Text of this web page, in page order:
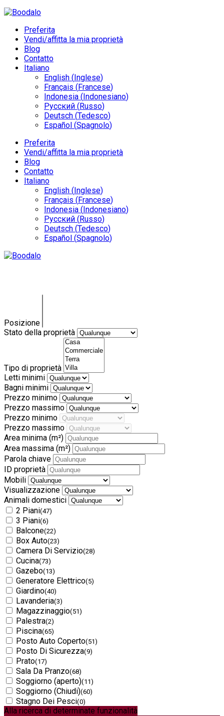
Preferita
Vendi/affitta la mia proprietà
Blog
Contatto
Italiano
English (Inglese)
Français (Francese)
Indonesia (Indonesiano)
Русский (Russo)
Deutsch (Tedesco)
Español (Spagnolo)
Preferita
Vendi/affitta la mia proprietà
Blog
Contatto
Italiano
English (Inglese)
Français (Francese)
Indonesia (Indonesiano)
Русский (Russo)
Deutsch (Tedesco)
Español (Spagnolo)
Posizione
Stato della proprietà
Tipo di proprietà
Letti minimi
Bagni minimi
Prezzo minimo
Prezzo massimo
Prezzo minimo
Prezzo massimo
Area minima (m²)
Area massima (m²)
Parola chiave
ID proprietà
Mobili
Visualizzazione
Animali domestici
2 Piani(47)
3 Piani(6)
Balcone(22)
Box Auto(23)
Camera Di Servizio(28)
Cucina(73)
Gazebo(13)
Generatore Elettrico(5)
Giardino(40)
Lavanderia(3)
Magazzinaggio(51)
Palestra(2)
Piscina(65)
Posto Auto Coperto(51)
Posto Di Sicurezza(9)
Prato(17)
Sala Da Pranzo(68)
Soggiorno (aperto)(11)
Soggiorno (Chiudi)(60)
Stagno Dei Pesci(0)
Alla ricerca di determinate funzionalità